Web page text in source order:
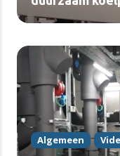
(video)
Algemeen